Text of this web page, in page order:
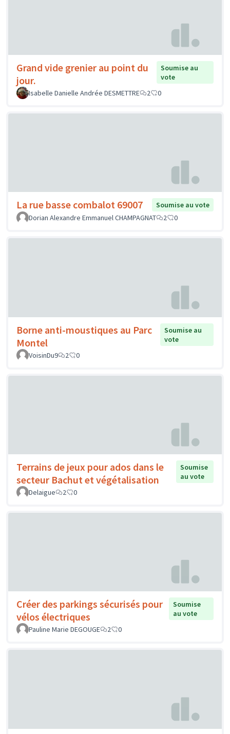
Grand vide grenier au point du
jour.
Soumise au
vote
Isabelle Danielle Andrée DESMETTRE
2 0
La rue basse combalot 69007
Soumise au vote
Dorian Alexandre Emmanuel CHAMPAGNAT
2 0
Borne anti-moustiques au Parc
Montel
Soumise au
vote
VoisinDu9
2 0
Terrains de jeux pour ados dans le
secteur Bachut et végétalisation
Soumise
au vote
Delaigue
2 0
Créer des parkings sécurisés pour
vélos électriques
Soumise
au vote
Pauline Marie DEGOUGE
2 0